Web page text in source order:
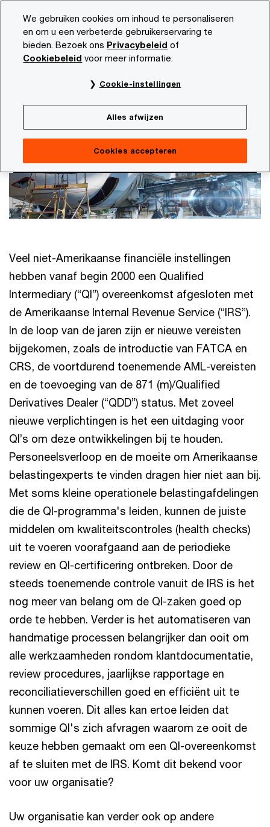
content
footer
PwC NL Onze dienstverlening Tax
Het Qualified Intermediary regime &
Veel niet-Amerikaanse financiële instellingen
hebben vanaf begin 2000 een Qualified
Intermediary (“QI”) overeenkomst afgesloten met
de Amerikaanse Internal Revenue Service (“IRS”).
In de loop van de jaren zijn er nieuwe vereisten
bijgekomen, zoals de introductie van FATCA en
CRS, de voortdurend toenemende AML-vereisten
en de toevoeging van de 871 (m)/Qualified
Derivatives Dealer (“QDD”) status. Met zoveel
nieuwe verplichtingen is het een uitdaging voor
QI’s om deze ontwikkelingen bij te houden.
Personeelsverloop en de moeite om Amerikaanse
belastingexperts te vinden dragen hier niet aan bij.
Met soms kleine operationele belastingafdelingen
die de QI-programma's leiden, kunnen de juiste
middelen om kwaliteitscontroles (health checks)
uit te voeren voorafgaand aan de periodieke
review en QI-certificering ontbreken. Door de
steeds toenemende controle vanuit de IRS is het
nog meer van belang om de QI-zaken goed op
orde te hebben. Verder is het automatiseren van
handmatige processen belangrijker dan ooit om
alle werkzaamheden rondom klantdocumentatie,
review procedures, jaarlijkse rapportage en
reconciliatieverschillen goed en efficiënt uit te
kunnen voeren. Dit alles kan ertoe leiden dat
sommige QI's zich afvragen waarom ze ooit de
keuze hebben gemaakt om een QI-overeenkomst
af te sluiten met de IRS. Komt dit bekend voor
voor uw organisatie?
Uw organisatie kan verder ook op andere
We gebruiken cookies om inhoud te personaliseren
en om u een verbeterde gebruikerservaring te
bieden. Bezoek ons Privacybeleid of
Cookiebeleid voor meer informatie.
Cookie-instellingen
Alles afwijzen
Cookies accepteren